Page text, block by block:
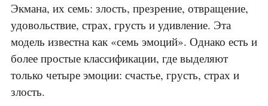
Экмана, их семь: злость, презрение, отвращение,
удовольствие, страх, грусть и удивление. Эта
модель известна как «семь эмоций». Однако есть и
более простые классификации, где выделяют
только четыре эмоции: счастье, грусть, страх и
злость.